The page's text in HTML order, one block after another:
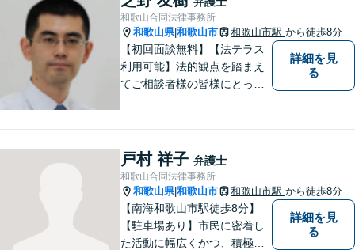
す。
和歌山合同法律事務所
和歌山県|和歌山市 和歌山市駅 から徒歩8分
【初回面談無料】【法テラス
利用可能】法的観点を踏まえ
てご相談者様の皆様にとって
【当日／夜間／応相談】お悩
み事がございましたら、お気
軽にご相談下さい。
詳細を見
る
戸村 祥子 弁護士
和歌山合同法律事務所
和歌山県|和歌山市 和歌山市駅 から徒歩8分
【南海和歌山市駅徒歩8分】
【駐車場あり】市民に密着し
た活動に幅広くかつ、積極的
詳細を見
る